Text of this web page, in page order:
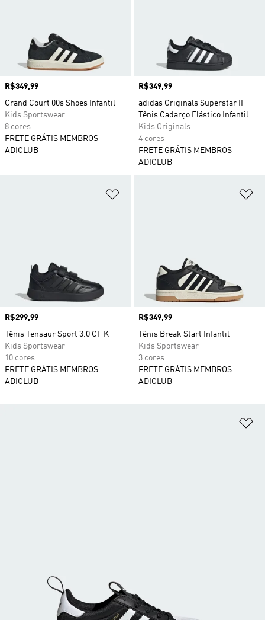
Preço
R$349,99
Grand Court 00s Shoes Infantil
Kids Sportswear
8 cores
FRETE GRÁTIS MEMBROS
ADICLUB
Preço
R$349,99
adidas Originals Superstar II
Tênis Cadarço Elástico Infantil
Kids Originals
4 cores
FRETE GRÁTIS MEMBROS
ADICLUB
Preço
R$299,99
Tênis Tensaur Sport 3.0 CF K
Kids Sportswear
10 cores
FRETE GRÁTIS MEMBROS
ADICLUB
Preço
R$349,99
Tênis Break Start Infantil
Kids Sportswear
3 cores
FRETE GRÁTIS MEMBROS
ADICLUB